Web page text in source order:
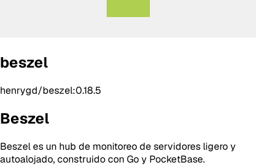
beszel
henrygd/beszel:0.18.5
Beszel
Beszel es un hub de monitoreo de servidores ligero y
autoalojado, construido con Go y PocketBase.